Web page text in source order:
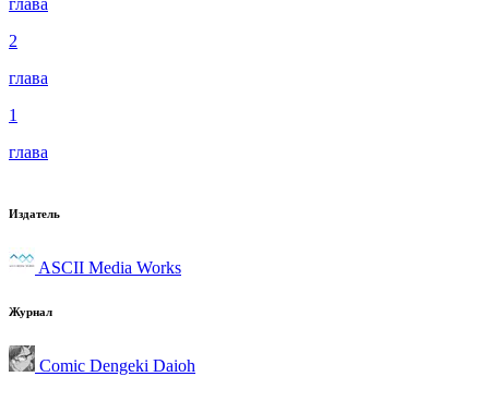
2
глава
1
глава
Издатель
ASCII Media Works
Журнал
Comic Dengeki Daioh